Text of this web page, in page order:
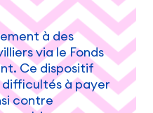
à des
via le Fonds
Ce dispositif
difficultés à payer
contre